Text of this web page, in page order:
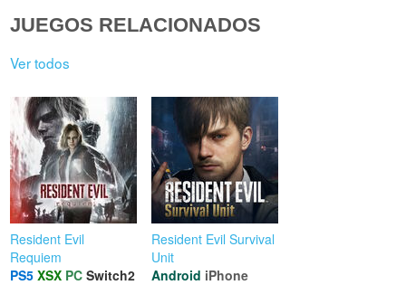
JUEGOS RELACIONADOS
Ver todos
Resident Evil
Requiem
PS5 XSX PC Switch2
Resident Evil Survival
Unit
Android iPhone